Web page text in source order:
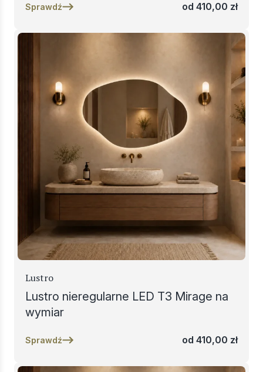
Sprawdź od 410,00 zł
Lustro
Lustro nieregularne LED T3 Mirage na
wymiar
Sprawdź od 410,00 zł